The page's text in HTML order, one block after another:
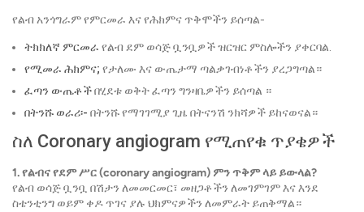
የልብ አንጎግራም የምርመራ እና የሕክምና ጥቅሞችን ይሰጣል-
ትክክለኛ ምርመራ የልብ ደም ወሳጅ ቧንቧዎች ዝርዝር ምስሎችን ያቀርባል.
የሚመራ ሕክምና; የታለሙ እና ውጤታማ ጣልቃገብነቶችን ያረጋግጣል።
ፈጣን ውጤቶችበሂደቱ ወቅት ፈጣን ግንዛቤዎችን ይሰጣል ።
በትንሹ ወራሪ፡- በትንሹ የማገገሚያ ጊዜ በትናንሽ ንክሻዎች ይከናወናል።
ስለ Coronary angiogram የሚጠየቁ ጥያቄዎች
1. የልብና የደም ሥር (coronary angiogram) ምን ጥቅም ላይ ይውላል?
የልብ ወሳጅ ቧንቧ በሽታን ለመመርመር፣ መዘጋቶችን ለመገምገም እና እንደ
ስቴንቲንግ ወይም ቀዶ ጥገና ያሉ ህክምናዎችን ለመምራት ይጠቅማል።